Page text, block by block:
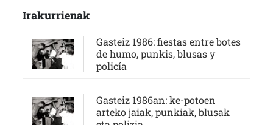
Irakurrienak
Gasteiz 1986: fiestas entre botes
de humo, punkis, blusas y
policía
Gasteiz 1986an: ke-potoen
arteko jaiak, punkiak, blusak